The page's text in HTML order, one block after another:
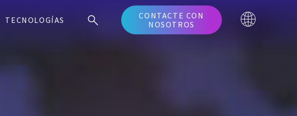
TECNOLOGÍAS
CONTACTE CON
NOSOTROS